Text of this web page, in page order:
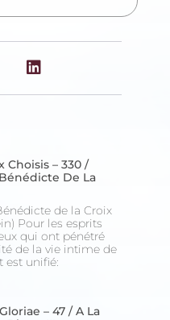
Choisis – 330 /
De La
de la Croix
Pour les esprits
qui ont pénétré
de la vie intime de
est unifié:
– 47 / A La